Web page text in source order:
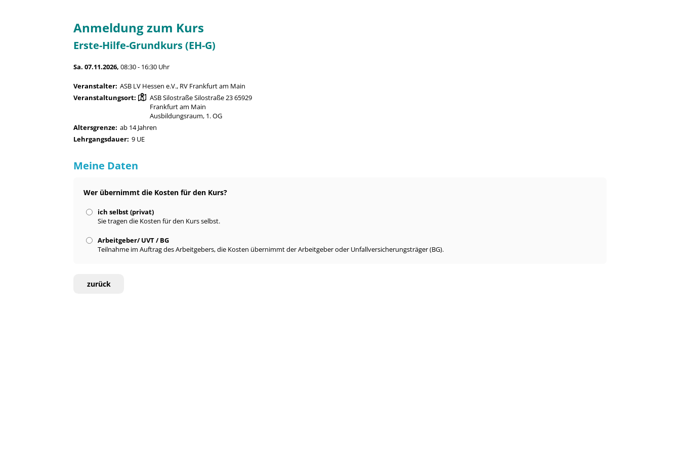
Anmeldung zum Kurs
Erste-Hilfe-Grundkurs (EH-G)
Sa. 07.11.2026,08:30 - 16:30 Uhr
Veranstalter: ASB LV Hessen e.V., RV Frankfurt am Main
Veranstaltungsort:
ASB Silostraße Silostraße 23 65929
Frankfurt am Main
Ausbildungsraum, 1. OG
Altersgrenze: ab 14 Jahren
Lehrgangsdauer: 9 UE
Meine Daten
Wer übernimmt die Kosten für den Kurs?
ich selbst (privat)
Sie tragen die Kosten für den Kurs selbst.
Arbeitgeber/ UVT / BG
Teilnahme im Auftrag des Arbeitgebers, die Kosten übernimmt der Arbeitgeber oder Unfallversicherungsträger (BG).
zurück